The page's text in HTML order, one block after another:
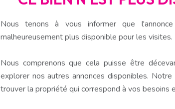
Nous tenons à vous informer que
malheureusement plus disponible pour les visites.
Nous comprenons que cela puisse être
explorer nos autres annonces disponibles.
trouver la propriété qui correspond à vos besoins